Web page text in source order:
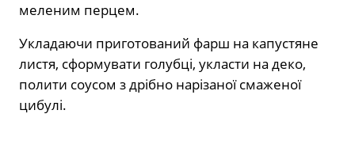
меленим перцем.
Укладаючи приготований фарш на капустяне
листя, сформувати голубці, укласти на деко,
полити соусом з дрібно нарізаної смаженої
цибулі.